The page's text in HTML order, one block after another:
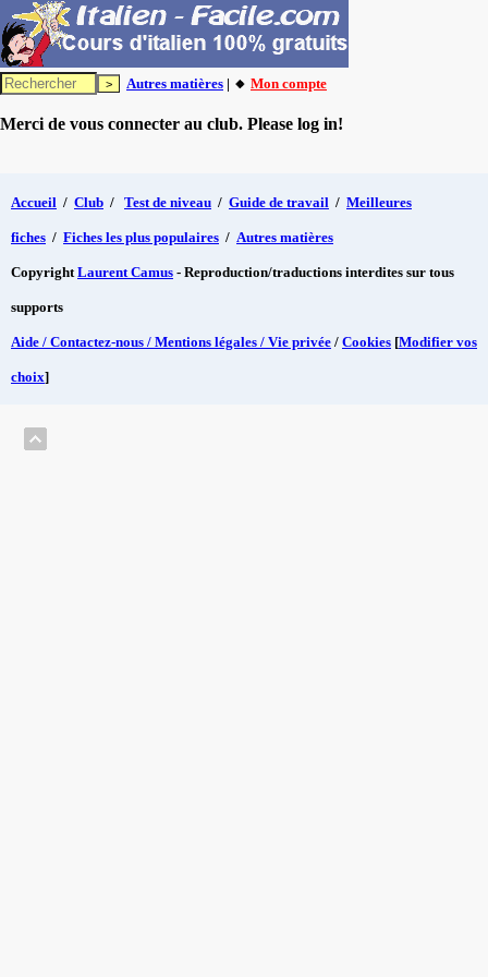
Autres matières | 🔸 Mon compte
Merci de vous connecter au club. Please log in!
Accueil / Club / Test de niveau / Guide de travail / Meilleures
fiches / Fiches les plus populaires / Autres matières
CopyrightLaurent Camus - Reproduction/traductions interdites sur tous
supports
Aide / Contactez-nous / Mentions légales / Vie privée / Cookies [Modifier vos
choix]